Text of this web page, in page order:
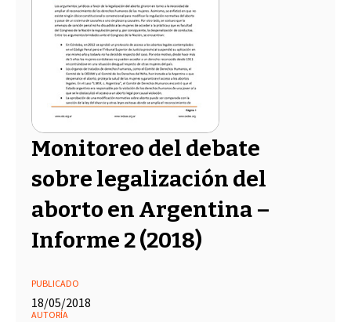
Monitoreo del debate
sobre legalización del
aborto en Argentina –
Informe 2 (2018)
AUTORÍA
PUBLICADO
18/05/2018